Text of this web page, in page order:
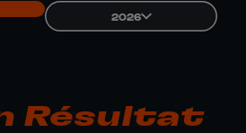
2026
Résultat